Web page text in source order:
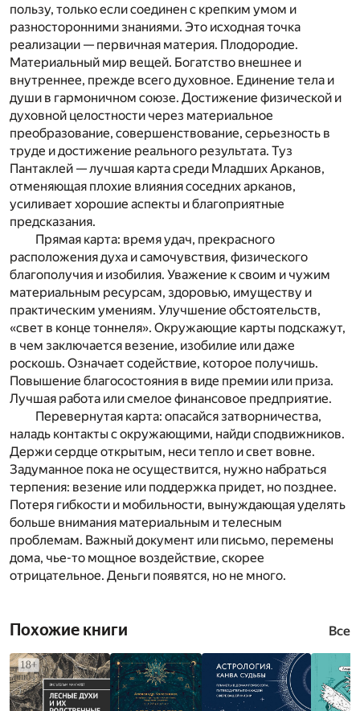
пользу, только если соединен с крепким умом и
разносторонними знаниями. Это исходная точка
реализации — первичная материя. Плодородие.
Материальный мир вещей. Богатство внешнее и
внутреннее, прежде всего духовное. Единение тела и
души в гармоничном союзе. Достижение физической и
духовной целостности через материальное
преобразование, совершенствование, серьезность в
труде и достижение реального результата. Туз
Пантаклей — лучшая карта среди Младших Арканов,
отменяющая плохие влияния соседних арканов,
усиливает хорошие аспекты и благоприятные
предсказания.
Прямая карта: время удач, прекрасного
расположения духа и самочувствия, физического
благополучия и изобилия. Уважение к своим и чужим
материальным ресурсам, здоровью, имуществу и
практическим умениям. Улучшение обстоятельств,
«свет в конце тоннеля». Окружающие карты подскажут,
в чем заключается везение, изобилие или даже
роскошь. Означает содействие, которое получишь.
Повышение благосостояния в виде премии или приза.
Лучшая работа или смелое финансовое предприятие.
Перевернутая карта: опасайся затворничества,
наладь контакты с окружающими, найди сподвижников.
Держи сердце открытым, неси тепло и свет вовне.
Задуманное пока не осуществится, нужно набраться
терпения: везение или поддержка придет, но позднее.
Потеря гибкости и мобильности, вынуждающая уделять
больше внимания материальным и телесным
проблемам. Важный документ или письмо, перемены
дома, чье-то мощное воздействие, скорее
отрицательное. Деньги появятся, но не много.
Похожие книги Все